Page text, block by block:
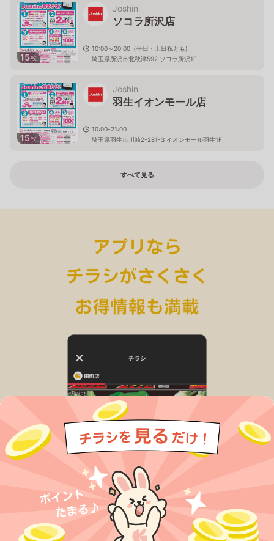
15枚
Joshin
ソコラ所沢店
10:00～20:00（平日・土日祝とも)
埼玉県所沢市北秋津592 ソコラ所沢1F
15枚
Joshin
羽生イオンモール店
10:00-21:00
埼玉県羽生市川崎2-281-3 イオンモール羽生1F
すべて見る